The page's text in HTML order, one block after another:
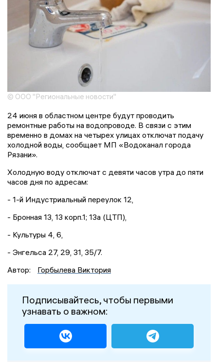
© ООО "Региональные новости"
24 июня в областном центре будут проводить
ремонтные работы на водопроводе. В связи с этим
временно в домах на четырех улицах отключат подачу
холодной воды, сообщает МП «Водоканал города
Рязани».
Холодную воду отключат с девяти часов утра до пяти
часов дня по адресам:
- 1-й Индустриальный переулок 12,
- Бронная 13, 13 корп.1; 13а (ЦТП),
- Культуры 4, 6,
- Энгельса 27, 29, 31, 35/7.
Автор:
Горбылева Виктория
Подписывайтесь, чтобы первыми
узнавать о важном: